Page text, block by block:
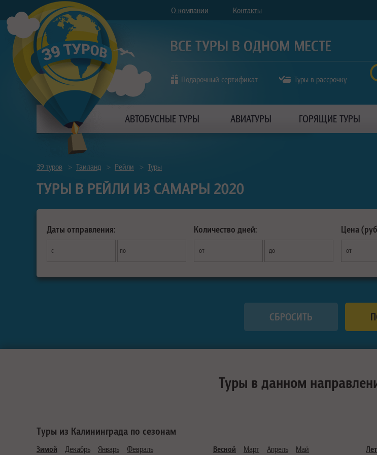
О компании Контакты
Подарочный сертификат Туры в рассрочку
АВТОБУСНЫЕ ТУРЫ АВИАТУРЫ ГОРЯЩИЕ ТУРЫ
39 туров > Таиланд > Рейли > Туры
ТУРЫ В РЕЙЛИ ИЗ САМАРЫ 2020
Даты отправления:
с по
Количество дней:
от до
Цена
от
Туры в данном
Туры из Калининграда по сезонам
Зимой Декабрь Январь Февраль Весной Март Апрель Май